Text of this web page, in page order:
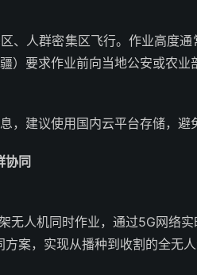
、人群密集区飞行。作业高度
）要求作业前向当地公安或农业
，建议使用国内云平台存储，避
协同
无人机同时作业，通过5G网络
案，实现从播种到收割的全无人